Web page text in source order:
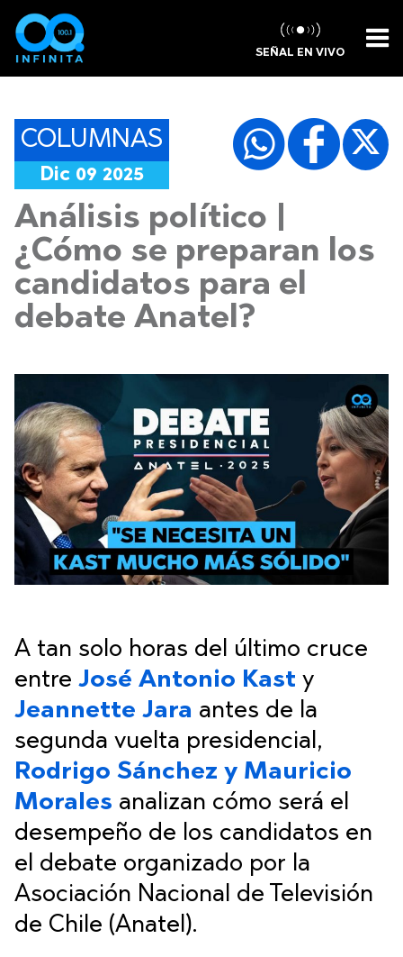
SEÑAL EN VIVO
COLUMNAS
Dic 09 2025
Análisis político |
¿Cómo se preparan los
candidatos para el
debate Anatel?
A tan solo horas del último cruce
entre José Antonio Kast y
Jeannette Jara antes de la
segunda vuelta presidencial,
Rodrigo Sánchez y Mauricio
Morales analizan cómo será el
desempeño de los candidatos en
el debate organizado por la
Asociación Nacional de Televisión
de Chile (Anatel).